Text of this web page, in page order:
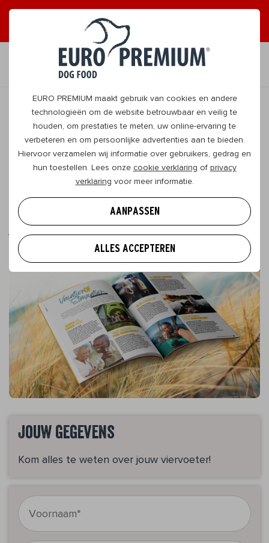
EURO PREMIUM maakt gebruik van cookies en andere
technologieën om de website betrouwbaar en veilig te
houden, om prestaties te meten, uw online-ervaring te
verbeteren en om persoonlijke advertenties aan te bieden.
Hiervoor verzamelen wij informatie over gebruikers, gedrag en
hun toestellen. Lees onze cookie verklaring of privacy
verklaring voor meer informatie.
AANPASSEN
ALLES ACCEPTEREN
ONTVANG GRAAG TIPS
NL
Lekkerrr leesvoer! Het eerste
magazine voor échte hondenvrienden.
Wil jij van alles te weten komen over jouw allerliefste
magazine. Deze staat boordevol tips en tricks om
jouw hond extra goed te verzorgen!
Jouw gegevens
Kom alles te weten over jouw viervoeter!